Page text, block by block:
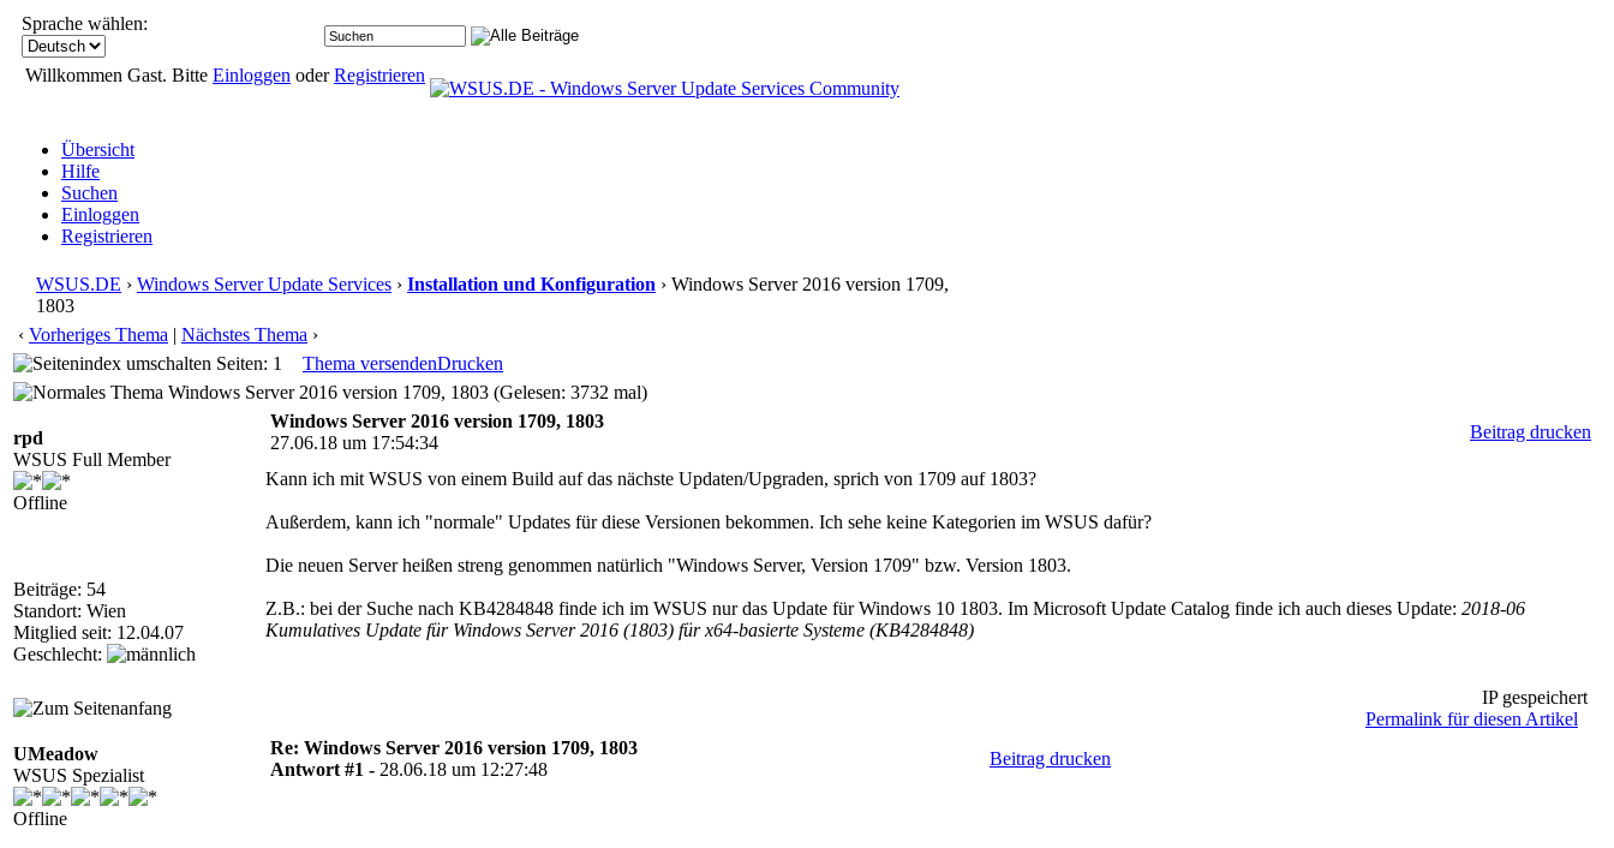
Sprache wählen:
Willkommen Gast. Bitte Einloggen oderRegistrieren
Übersicht
Hilfe
Suchen
Einloggen
Registrieren
WSUS.DE › Windows Server Update Services › Installation und Konfiguration › Windows Server 2016 version 1709,
1803
‹ Vorheriges Thema | Nächstes Thema ›
Seiten: 1
Thema versendenDrucken
Windows Server 2016 version 1709, 1803 (Gelesen: 3732 mal)
rpd
WSUS Full Member
Offline
Beiträge: 54
Standort: Wien
Mitglied seit: 12.04.07
Geschlecht:
Windows Server 2016 version 1709, 1803
27.06.18 um 17:54:34
Beitrag drucken
Kann ich mit WSUS von einem Build auf das nächste Updaten/Upgraden, sprich von 1709 auf 1803?
Außerdem, kann ich "normale" Updates für diese Versionen bekommen. Ich sehe keine Kategorien im WSUS dafür?
Die neuen Server heißen streng genommen natürlich "Windows Server, Version 1709" bzw. Version 1803.
Z.B.: bei der Suche nach KB4284848 finde ich im WSUS nur das Update für Windows 10 1803. Im Microsoft Update Catalog finde ich auch dieses Update: 2018-06
Kumulatives Update für Windows Server 2016 (1803) für x64-basierte Systeme (KB4284848)
IP gespeichert
Permalink für diesen Artikel
UMeadow
WSUS Spezialist
Offline
Re: Windows Server 2016 version 1709, 1803
Antwort #1 - 28.06.18 um 12:27:48
Beitrag drucken